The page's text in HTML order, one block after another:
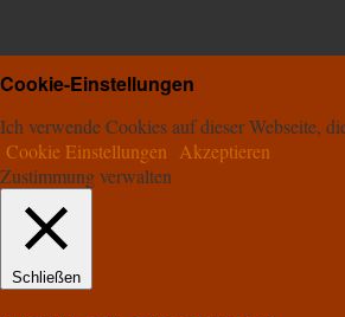
Cookie-Einstellungen
Ich verwende Cookies auf dieser Webseite,
Cookie Einstellungen
Akzeptieren
Zustimmung verwalten
Schließen